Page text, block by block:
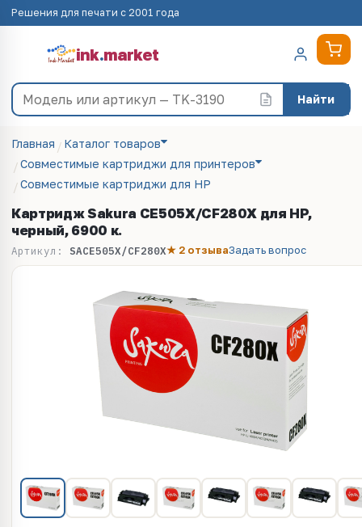
Решения для печати с 2001 года
ink.market
Найти
Главная
Каталог товаров
Совместимые картриджи для принтеров
Совместимые картриджи для HP
Картридж Sakura CE505X/CF280X для HP,
черный, 6900 к.
Артикул: SACE505X/CF280X★ 2 отзываЗадать вопрос